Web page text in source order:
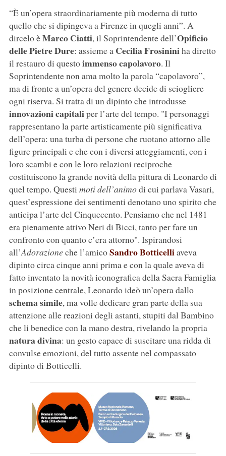
“È un’opera straordinariamente più moderna di tutto
quello che si dipingeva a Firenze in quegli anni”. A
dircelo èMarco Ciatti, il Soprintendente dell’Opificio
delle Pietre Dure: assieme a Cecilia Frosininiha diretto
il restauro di questoimmenso capolavoro. Il
Soprintendente non ama molto la parola “capolavoro”,
ma di fronte a un’opera del genere decide di sciogliere
ogni riserva. Si tratta di un dipinto che introdusse
innovazioni capitaliper l’arte del tempo. "I personaggi
rappresentano la parte artisticamente più significativa
dell’opera: una turba di persone che ruotano attorno alle
figure principali e che con i diversi atteggiamenti, con i
loro scambi e con le loro relazioni reciproche
costituiscono la grande novità della pittura di Leonardo di
quel tempo. Questi moti dell’animodi cui parlava Vasari,
quest’espressione dei sentimenti denotano uno spirito che
anticipa l’arte del Cinquecento. Pensiamo che nel 1481
era pienamente attivo Neri di Bicci, tanto per fare un
confronto con quanto c’era attorno". Ispirandosi
all’Adorazioneche l’amicoSandro Botticelliaveva
dipinto circa cinque anni prima e con la quale aveva di
fatto inventato la novità iconografica della Sacra Famiglia
in posizione centrale, Leonardo ideò un’opera dallo
schema simile, ma volle dedicare gran parte della sua
attenzione alle reazioni degli astanti, stupiti dal Bambino
che li benedice con la mano destra, rivelando la propria
natura divina: un gesto capace di suscitare una ridda di
convulse emozioni, del tutto assente nel compassato
dipinto di Botticelli.